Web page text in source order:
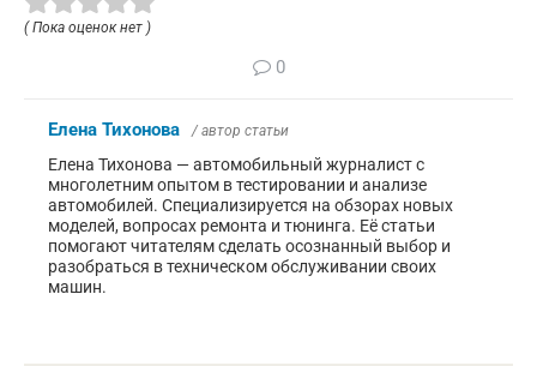
( Пока оценок нет )
0
Елена Тихонова / автор статьи
Елена Тихонова — автомобильный журналист с
многолетним опытом в тестировании и анализе
автомобилей. Специализируется на обзорах новых
моделей, вопросах ремонта и тюнинга. Её статьи
помогают читателям сделать осознанный выбор и
разобраться в техническом обслуживании своих
машин.